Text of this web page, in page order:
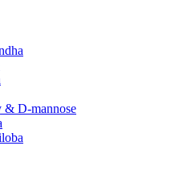
& D-mannose